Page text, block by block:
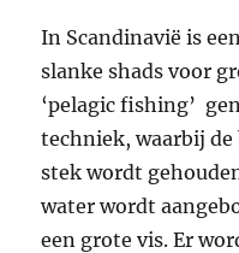
In Scandinavië is
slanke shads voor
‘pelagic fishing’
techniek, waarbij de
stek wordt
water wordt
een grote vis. Er